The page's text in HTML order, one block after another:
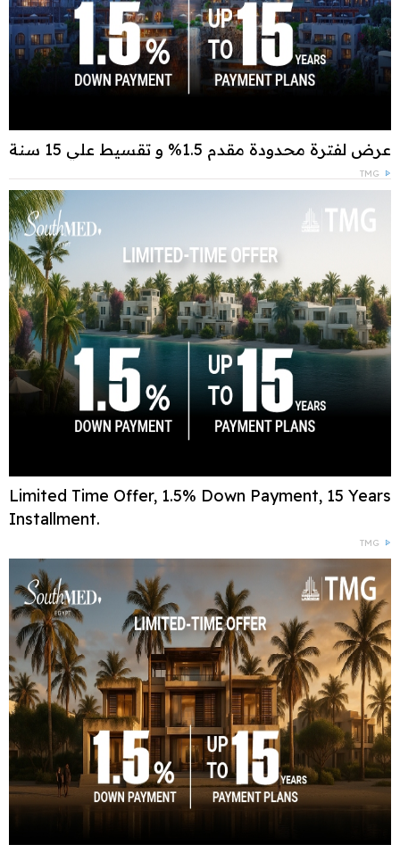
عرض لفترة محدودة مقدم 1.5% و تقسيط علي 15 سنة
TMG
Limited Time Offer, 1.5% Down Payment, 15 Years
Installment.
TMG